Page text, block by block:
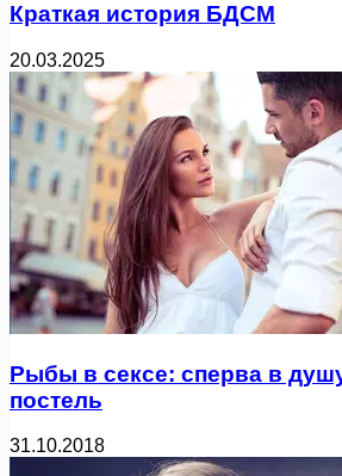
Краткая история БДСМ
20.03.2025
Рыбы в сексе: сперва в
постель
31.10.2018